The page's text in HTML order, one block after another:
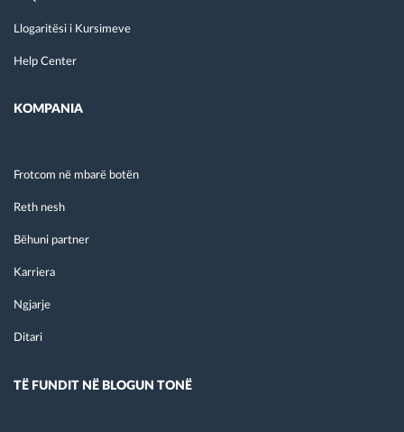
Llogaritësi i Kursimeve
Help Center
KOMPANIA
Frotcom në mbarë botën
Reth nesh
Bëhuni partner
Karriera
Ngjarje
Ditari
TË FUNDIT NË BLOGUN TONË